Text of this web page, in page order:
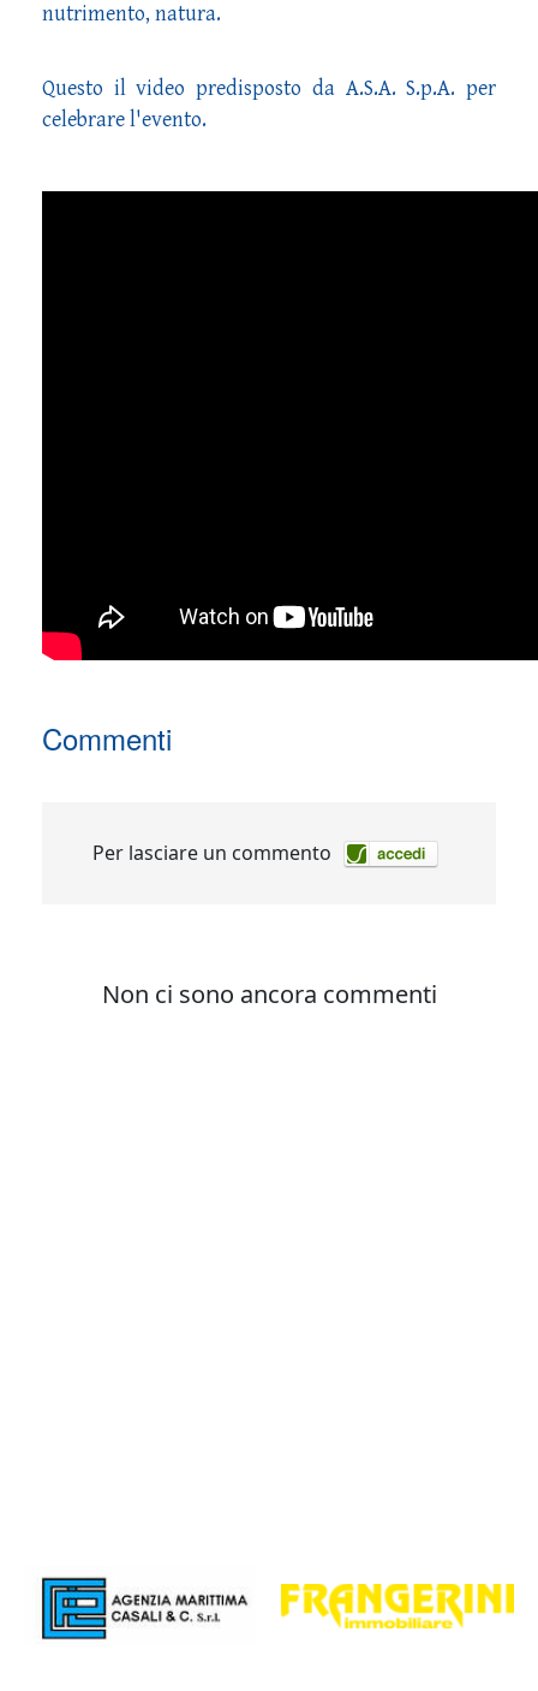
nutrimento, natura.
Questo il video predisposto da A.S.A. S.p.A. per
celebrare l'evento.
Commenti